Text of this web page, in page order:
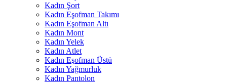
Kadın Şort
Kadın Eşofman Takımı
Kadın Eşofman Altı
Kadın Mont
Kadın Yelek
Kadın Atlet
Kadın Eşofman Üstü
Kadın Yağmurluk
Kadın Pantolon